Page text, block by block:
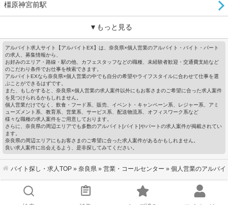
橿原神宮前駅
▼もっと見る
アルバイト求人サイト【アルバイトEX】は、奈良県×個人営業のアルバイト・バイト・パート
の求人、募集情報から、
お好みのエリア・路線・駅の他、カフェスタッフなどの職種、未経験者歓迎・交通費支給など
のこだわり条件でお仕事を検索できます。
アルバイトEXなら奈良県×個人営業の中でも自分の希望やライフスタイルに合わせて仕事を選
ぶことができるはずです。
また、もしかすると、奈良県×個人営業の求人案件以外にもお客さまのご希望に合った求人案件
を見つけられるかもしれません。
個人営業だけでなく、飲食・フード系、販売、イベント・キャンペーン系、レジャー系、アミ
ューズメント系、教育系、営業系、サービス系、配送物流系、オフィスワーク系など
様々な職種の求人案件をご用意しております。
さらに、奈良県の周辺エリアでも多数のアルバイト[バイト]やパートの求人案件が掲載されてい
ます。
奈良県の周辺エリアにもお客さまのご希望に合った求人案件があるかもしれません。
良い求人案件に出会えるよう、是非探してみてください。
バイト探し・求人TOP » 奈良県 » 営業・コールセンター » 個人営業のアルバイ
会社概要 ｜個人情報の取り扱いについて
お問い合わせ
｜企業ご担当者様へ キーワードから探す